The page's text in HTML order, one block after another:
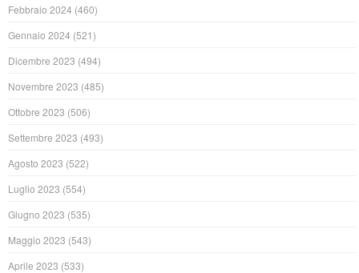
Febbraio 2024 (460)
Gennaio 2024 (521)
Dicembre 2023 (494)
Novembre 2023 (485)
Ottobre 2023 (506)
Settembre 2023 (493)
Agosto 2023 (522)
Luglio 2023 (554)
Giugno 2023 (535)
Maggio 2023 (543)
Aprile 2023 (533)